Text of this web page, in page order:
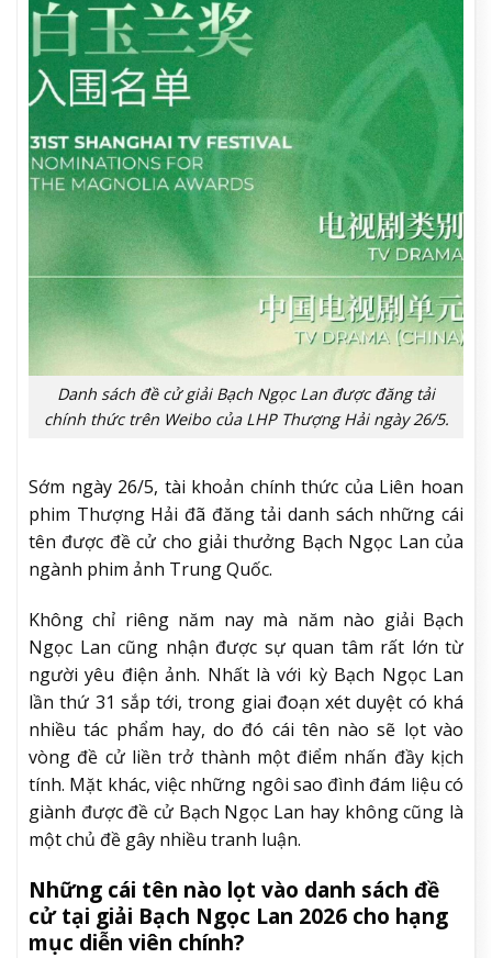
Danh sách đề cử giải Bạch Ngọc Lan được đăng tải
chính thức trên Weibo của LHP Thượng Hải ngày 26/5.
Sớm ngày 26/5, tài khoản chính thức của Liên hoan
phim Thượng Hải đã đăng tải danh sách những cái
tên được đề cử cho giải thưởng Bạch Ngọc Lan của
ngành phim ảnh Trung Quốc.
Không chỉ riêng năm nay mà năm nào giải Bạch
Ngọc Lan cũng nhận được sự quan tâm rất lớn từ
người yêu điện ảnh. Nhất là với kỳ Bạch Ngọc Lan
lần thứ 31 sắp tới, trong giai đoạn xét duyệt có khá
nhiều tác phẩm hay, do đó cái tên nào sẽ lọt vào
vòng đề cử liền trở thành một điểm nhấn đầy kịch
tính. Mặt khác, việc những ngôi sao đình đám liệu có
giành được đề cử Bạch Ngọc Lan hay không cũng là
một chủ đề gây nhiều tranh luận.
Những cái tên nào lọt vào danh sách đề
cử tại giải Bạch Ngọc Lan 2026 cho hạng
mục diễn viên chính?